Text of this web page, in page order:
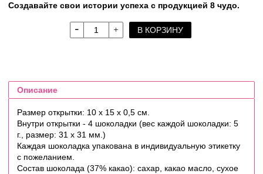
Создавайте свои истории успеха с продукцией 8 чудо.
В КОРЗИНУ
Описание
Размер открытки: 10 х 15 х 0,5 см.
Внутри открытки - 4 шоколадки (вес каждой шоколадки: 5
г., размер: 31 х 31 мм.)
Каждая шоколадка упакована в индивидуальную этикетку
с пожеланием.
Состав шоколада (37% какао): сахар, какао масло, сухое